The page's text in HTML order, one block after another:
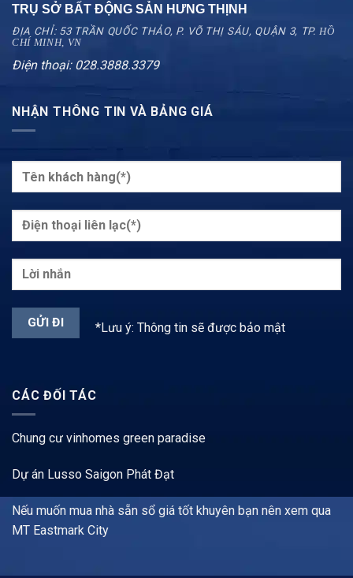
TRỤ SỞ BẤT ĐỘNG SẢN HƯNG THỊNH
ĐỊA CHỈ: 53 TRẦN QUỐC THẢO, P. VÕ THỊ SÁU, QUẬN 3, TP.HỒ
CHÍ MINH, VN
Điện thoại: 028.3888.3379
NHẬN THÔNG TIN VÀ BẢNG GIÁ
*Lưu ý: Thông tin sẽ được bảo mật
CÁC ĐỐI TÁC
Chung cư vinhomes green paradise
Dự án Lusso Saigon Phát Đạt
Nếu muốn mua nhà sẵn sổ giá tốt khuyên bạn nên xem qua
MT Eastmark City